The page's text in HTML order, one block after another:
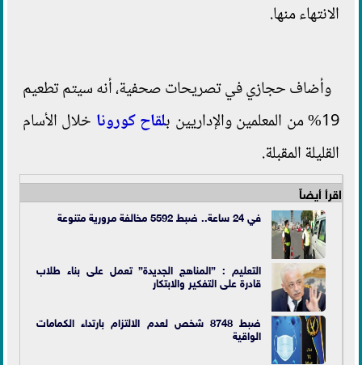
الانتهاء منها.
وأضاف حجازي في تصريحات صحفية، أنه سيتم تطعيم
19% من المعلمين والإداريين ب
لقاح كورونا خلال الأسام
القليلة المقبلة.
اقرأ أيضاً
في 24 ساعة.. ضبط 5592 مخالفة مرورية متنوعة
التعليم : ”المناهج الجديدة” تعمل على بناء طلاب
قادرة على التفكير والابتكار
ضبط 8748 شخص لعدم الالتزام بارتداء الكمامات
الواقية